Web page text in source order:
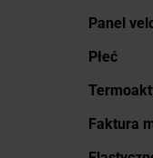
Panel
Płeć
Faktura